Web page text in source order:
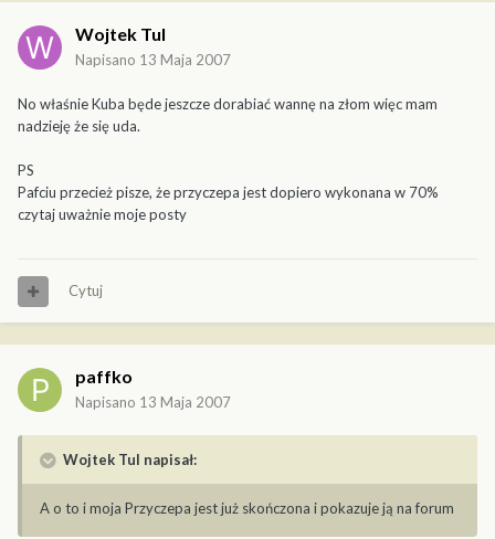
Wojtek Tul
Napisano 13 Maja 2007
No właśnie Kuba będe jeszcze dorabiać wannę na złom więc mam
nadzieję że się uda.
PS
Pafciu przecież pisze, że przyczepa jest dopiero wykonana w 70%
czytaj uważnie moje posty
Cytuj
paffko
Napisano 13 Maja 2007
Wojtek Tul napisał:
A o to i moja Przyczepa jest już skończona i pokazuje ją na forum